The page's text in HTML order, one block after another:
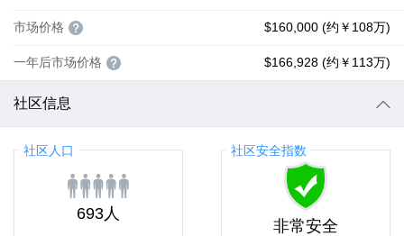
市场价格 $160,000 (约￥108万)
一年后市场价格 $166,928 (约￥113万)
社区信息
社区人口
693人
社区安全指数
非常安全